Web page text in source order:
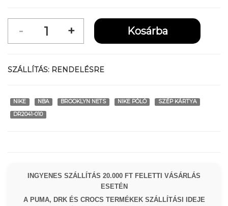
SZÁLLÍTÁS: RENDELÉSRE
NIKE NBA BROOKLYN NETS NIKE PÓLÓ
SZÉP KÁRTYA
DR2041-010
INGYENES SZÁLLÍTÁS 20.000 FT FELETTI VÁSÁRLÁS
ESETÉN
A PUMA, DRK ÉS CROCS TERMÉKEK SZÁLLÍTÁSI IDEJE